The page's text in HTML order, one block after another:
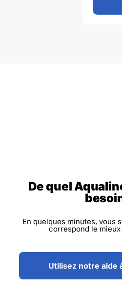
De quel
En quelques minutes, vous
correspond le
Utilisez notre aide